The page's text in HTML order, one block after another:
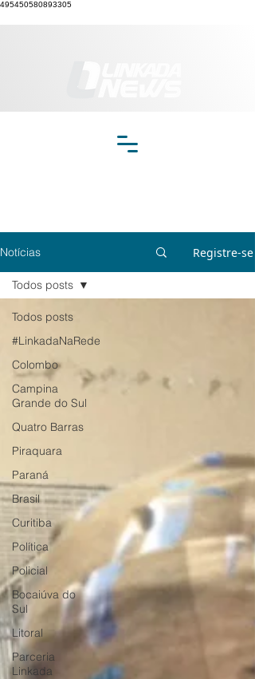
495450580893305
Notícias Registre-se
Todos posts
#LinkadaNaRede
Colombo
Campina
Grande do Sul
Quatro Barras
Piraquara
Paraná
Brasil
Curitiba
Política
Policial
Bocaiúva do
Sul
Litoral
Parceria
Linkada
Todos posts